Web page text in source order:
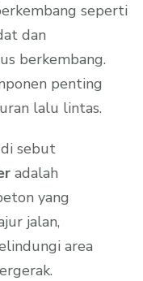
seperti
dan
berkembang.
penting
lalu lintas.
sebut
adalah
yang
jalan,
area